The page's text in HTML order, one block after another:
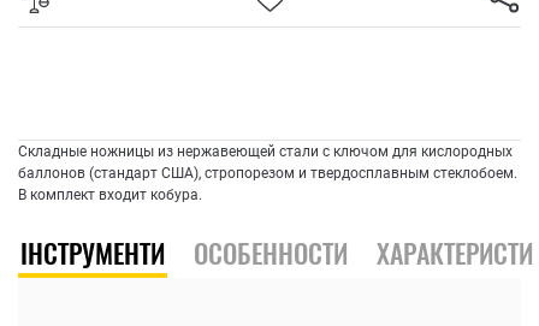
Складные ножницы из нержавеющей стали с ключом для кислородных
баллонов (стандарт США), стропорезом и твердосплавным стеклобоем.
В комплект входит кобура.
ІНСТРУМЕНТИ ОСОБЕННОСТИ